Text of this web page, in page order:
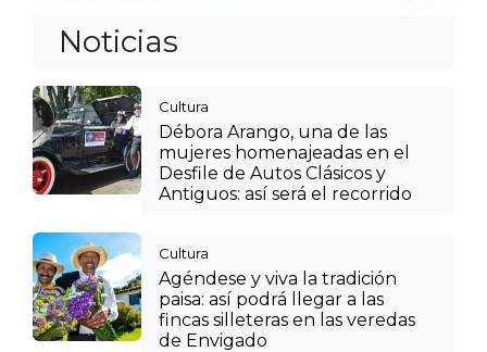
Noticias
Cultura
Débora Arango, una de las
mujeres homenajeadas en el
Desfile de Autos Clásicos y
Antiguos: así será el recorrido
Cultura
Agéndese y viva la tradición
paisa: así podrá llegar a las
fincas silleteras en las veredas
de Envigado